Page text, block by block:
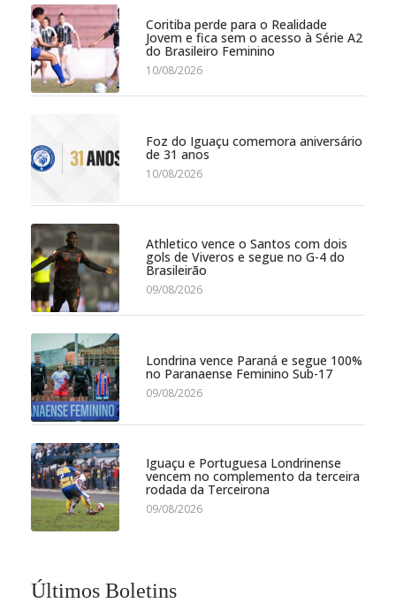
Coritiba perde para o Realidade
Jovem e fica sem o acesso à Série A2
do Brasileiro Feminino
10/08/2026
Foz do Iguaçu comemora aniversário
de 31 anos
10/08/2026
Athletico vence o Santos com dois
gols de Viveros e segue no G-4 do
Brasileirão
09/08/2026
Londrina vence Paraná e segue 100%
no Paranaense Feminino Sub-17
09/08/2026
Iguaçu e Portuguesa Londrinense
vencem no complemento da terceira
rodada da Terceirona
09/08/2026
Últimos Boletins